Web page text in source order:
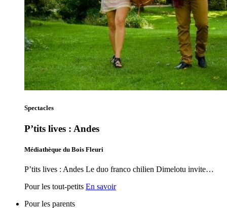
Spectacles
P’tits lives : Andes
Médiathèque du Bois Fleuri
P’tits lives : Andes Le duo franco chilien Dimelotu invite…
Pour les tout-petits En savoir
Pour les parents